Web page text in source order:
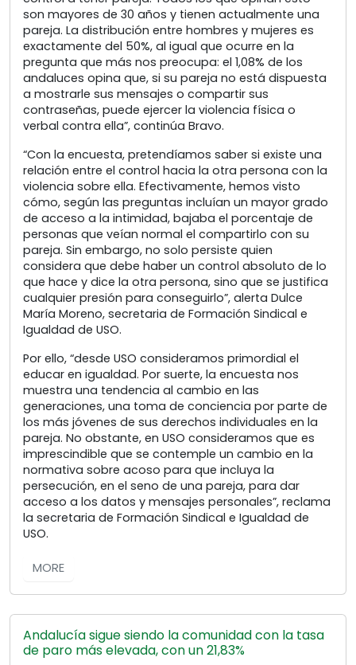
son mayores de 30 años y tienen actualmente una
pareja. La distribución entre hombres y mujeres es
exactamente del 50%, al igual que ocurre en la
pregunta que más nos preocupa: el 1,08% de los
andaluces opina que, si su pareja no está dispuesta
a mostrarle sus mensajes o compartir sus
contraseñas, puede ejercer la violencia física o
verbal contra ella”, continúa Bravo.
“Con la encuesta, pretendíamos saber si existe una
relación entre el control hacia la otra persona con la
violencia sobre ella. Efectivamente, hemos visto
cómo, según las preguntas incluían un mayor grado
de acceso a la intimidad, bajaba el porcentaje de
personas que veían normal el compartirlo con su
pareja. Sin embargo, no solo persiste quien
considera que debe haber un control absoluto de lo
que hace y dice la otra persona, sino que se justifica
cualquier presión para conseguirlo”, alerta Dulce
María Moreno, secretaria de Formación Sindical e
Igualdad de USO.
Por ello, “desde USO consideramos primordial el
educar en igualdad. Por suerte, la encuesta nos
muestra una tendencia al cambio en las
generaciones, una toma de conciencia por parte de
los más jóvenes de sus derechos individuales en la
pareja. No obstante, en USO consideramos que es
imprescindible que se contemple un cambio en la
normativa sobre acoso para que incluya la
persecución, en el seno de una pareja, para dar
acceso a los datos y mensajes personales”, reclama
la secretaria de Formación Sindical e Igualdad de
USO.
MORE
Andalucía sigue siendo la comunidad con la tasa
de paro más elevada, con un 21,83%